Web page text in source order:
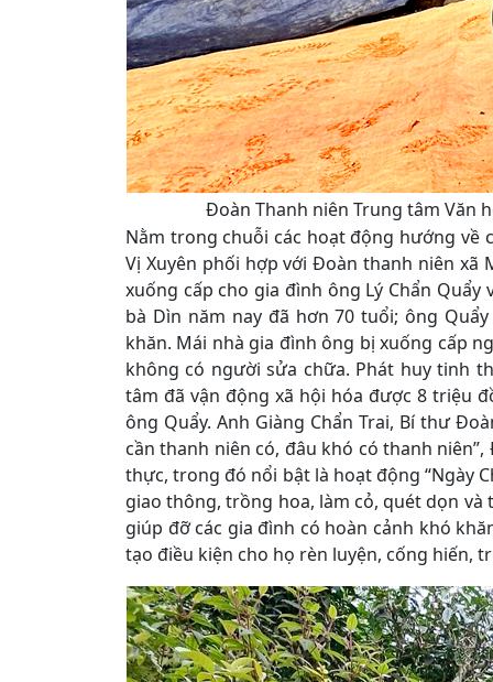
Đoàn Thanh niên Trung tâm Văn
Nằm trong chuỗi các hoạt động hướng về
Vị Xuyên phối hợp với Đoàn thanh niên xã
xuống cấp cho gia đình ông Lý Chẩn Quẩy
bà Dìn năm nay đã hơn 70 tuổi; ông
khăn. Mái nhà gia đình ông bị xuống cấp
không có người sửa chữa. Phát huy tinh
tâm đã vận động xã hội hóa được 8 triệu
ông Quẩy. Anh Giàng Chẩn Trai, Bí thư
cần thanh niên có, đâu khó có thanh
thực, trong đó nổi bật là hoạt động “Ngày
giao thông, trồng hoa, làm cỏ, quét dọn
giúp đỡ các gia đình có hoàn cảnh khó
tạo điều kiện cho họ rèn luyện, cống hiến,